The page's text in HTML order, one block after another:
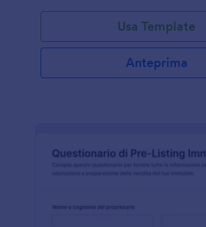
Usa Template
Anteprima